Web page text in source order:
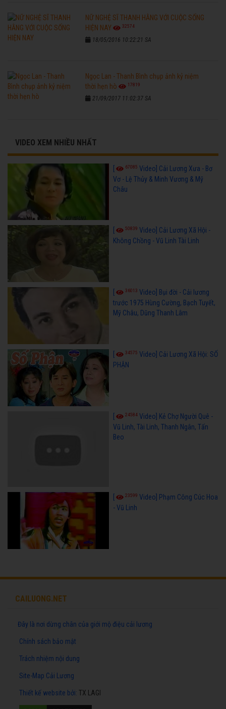
NỮ NGHỆ SĨ THANH HẰNG VỚI CUỘC SỐNG
HIỆN NAY
32574
18/05/2016 10:22:21 SA
Ngọc Lan - Thanh Bình chụp ảnh kỷ niệm
thời hẹn hò
17819
21/09/2017 11:02:37 SA
VIDEO XEM NHIỀU NHẤT
[ 67085 Video] Cải Lương Xưa - Bơ
Vơ - Lệ Thủy & Minh Vương & Mỹ
Châu
50839 Video] Cải Lương Xã Hội -
Không Chồng - Vũ Linh Tài Linh
36013 Video] Bụi đời - Cải lương
trước 1975 Hùng Cường, Bạch Tuyết,
Mỹ Châu, Dũng Thanh Lâm
34575 Video] Cải Lương Xã Hội: SỐ
PHẬN
24584 Video] Kẻ Chợ Người Quê -
Vũ Linh, Tài Linh, Thanh Ngân, Tấn
Beo
23599 Video] Phạm Công Cúc Hoa
- Vũ Linh
CAILUONG.NET
Đây là nơi dừng chân của giới mộ điệu cải lương
Chính sách bảo mật
Trách nhiệm nội dung
Site-Map Cải Lương
Thiết kế website bởi: TX LAGI